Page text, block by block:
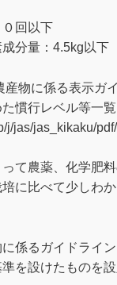
回以下
分量：4.5kg以下
産物に係る表示ガ
た慣行レベル等一
j/jas/jas_kikaku/
て農薬、化学肥
に比べて少しわ
係るガイドライ
を設けたものを